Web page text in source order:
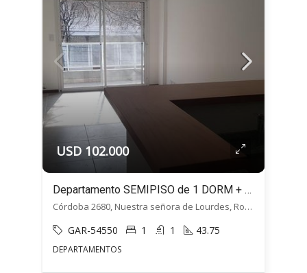
USD 102.000
Departamento SEMIPISO de 1 DORM + Balcón – Cordoba 2680, Macrocentro, Rosario
Córdoba 2680, Nuestra señora de Lourdes, Rosario
GAR-54550 1 1 43.75
DEPARTAMENTOS